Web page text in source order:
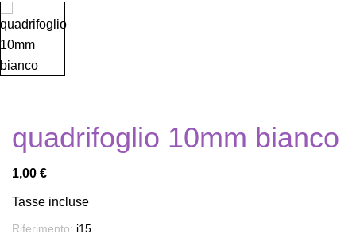
quadrifoglio 10mm bianco
1,00 €
Tasse incluse
Riferimento: i15